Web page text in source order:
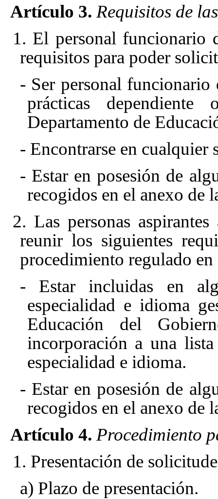
Artículo 3. Requisitos de
1. El personal funcionario
requisitos para poder
- Ser personal
prácticas
Departamento de
- Encontrarse en
- Estar en posesión de
recogidos en el anexo de
2. Las personas
reunir los siguientes
procedimiento regulado
- Estar incluidas en
especialidad e idioma
Educación del
incorporación a una
especialidad e idioma.
- Estar en posesión de
recogidos en el anexo de
Artículo 4. Procedimiento
1. Presentación de
a) Plazo de presentación.